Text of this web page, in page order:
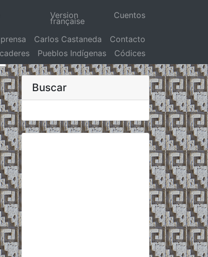
Version
française
Cuentos
Carlos Castaneda
Contacto
Pueblos Indígenas Códices
Buscar